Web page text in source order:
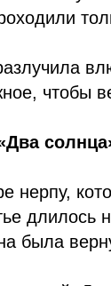
чтобы
нерпу,
длилось
была